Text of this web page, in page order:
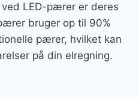
LED-pærer er deres
bruger op til 90%
pærer, hvilket kan
på din elregning.